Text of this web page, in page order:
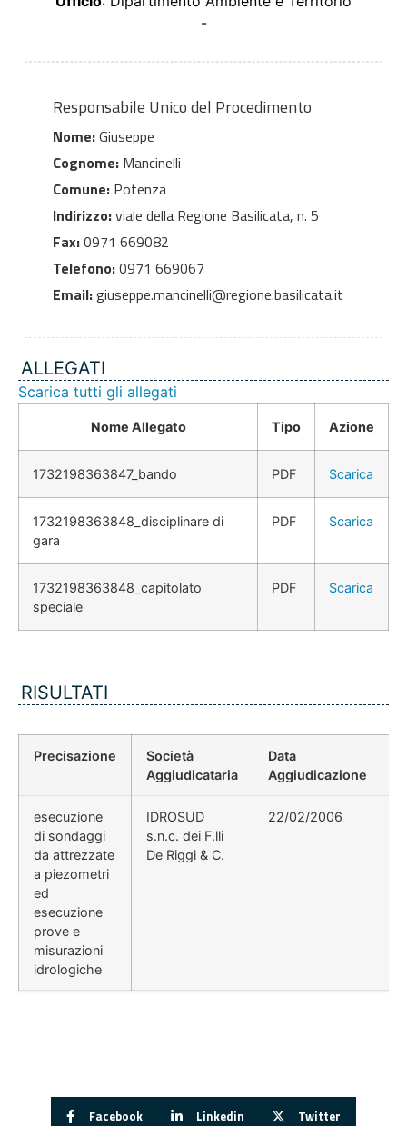
-
Responsabile Unico del Procedimento
Nome:Giuseppe
Cognome:Mancinelli
Comune:Potenza
Indirizzo:viale della Regione Basilicata, n. 5
Fax:0971 669082
Telefono:0971 669067
Email:giuseppe.mancinelli@regione.basilicata.it
ALLEGATI
Scarica tutti gli allegati
Nome Allegato Tipo Azione
1732198363847_bando PDF Scarica
1732198363848_disciplinare di
gara
PDF Scarica
1732198363848_capitolato
speciale
PDF Scarica
RISULTATI
Precisazione
Società
Aggiudicataria
Data
Aggiudicazione
esecuzione
di sondaggi
da attrezzate
a piezometri
ed
esecuzione
prove e
misurazioni
idrologiche
IDROSUD
s.n.c. dei F.lli
De Riggi & C.
22/02/2006
Facebook Linkedin Twitter